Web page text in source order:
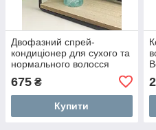
Двофазний спрей-
кондиціонер для сухого та
нормального волосся
Ducastel Subtil Color Lab
Biphase Hydra Spray 200
мл
675 ₴
Купити